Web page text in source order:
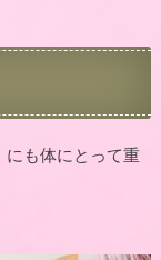
にも体にとって重